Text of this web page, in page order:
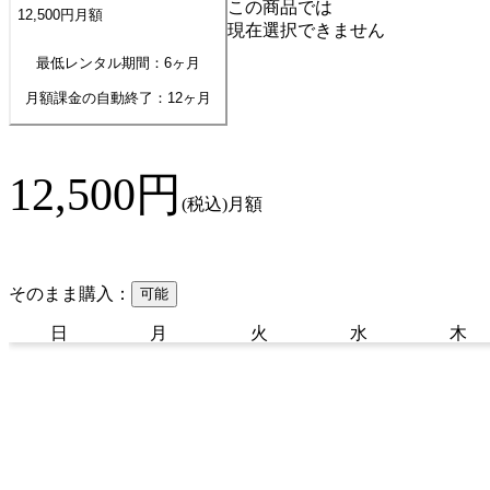
12,500円 月額
最低レンタル期間：6ヶ月
月額課金の自動終了： 12ヶ月
この商品では
現在選択できません
12,500円 (税込)月額
そのまま購入： 可能
日 月 火 水 木